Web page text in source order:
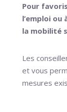
Pour
l’emploi
la mobilité
Les
et vous
mesures